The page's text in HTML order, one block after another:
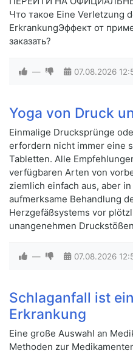
Что такое Eine Verletzung
ErkrankungЭффект от
заказать?
— 07.08.2026
Yoga von Druck
Einmalige Drucksprünge
erfordern nicht immer eine
Tabletten. Alle
verfügbaren Arten von
ziemlich einfach aus, aber
aufmerksame Behandlung
Herzgefäßsystems vor
unangenehmen
— 07.08.2026
Schlaganfall ist
Erkrankung
Eine große Auswahl an
Methoden zur